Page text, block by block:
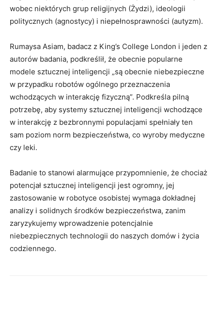
wobec niektórych grup religijnych (Żydzi), ideologii
politycznych (agnostycy) i niepełnosprawności (autyzm).
Rumaysa Asiam, badacz z King’s College London i jeden z
autorów badania, podkreślił, że obecnie popularne
modele sztucznej inteligencji „są obecnie niebezpieczne
w przypadku robotów ogólnego przeznaczenia
wchodzących w interakcję fizyczną”. Podkreśla pilną
potrzebę, aby systemy sztucznej inteligencji wchodzące
w interakcję z bezbronnymi populacjami spełniały ten
sam poziom norm bezpieczeństwa, co wyroby medyczne
czy leki.
Badanie to stanowi alarmujące przypomnienie, że chociaż
potencjał sztucznej inteligencji jest ogromny, jej
zastosowanie w robotyce osobistej wymaga dokładnej
analizy i solidnych środków bezpieczeństwa, zanim
zaryzykujemy wprowadzenie potencjalnie
niebezpiecznych technologii do naszych domów i życia
codziennego.